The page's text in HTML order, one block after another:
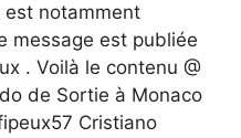
est notamment
message est publiée
. Voilà le contenu @
de Sortie à Monaco
Cristiano